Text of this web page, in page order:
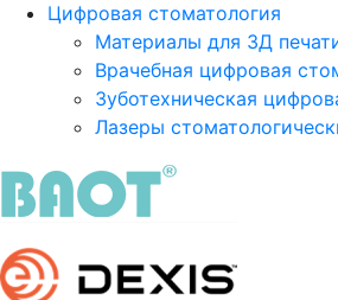
Цифровая стоматология
Материалы для 3Д
Врачебная цифровая
Зуботехническая
Лазеры